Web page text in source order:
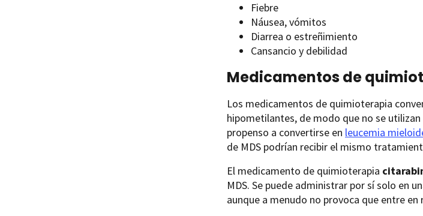
Fiebre
Náusea, vómitos
Diarrea o estreñimiento
Cansancio y debilidad
Medicamentos de
Los medicamentos de quimioterapia
hipometilantes, de modo que no se utilizan
propenso a convertirse en leucemia
de MDS podrían recibir el mismo
El medicamento de quimioterapia
MDS. Se puede administrar por sí solo en
aunque a menudo no provoca que entre en